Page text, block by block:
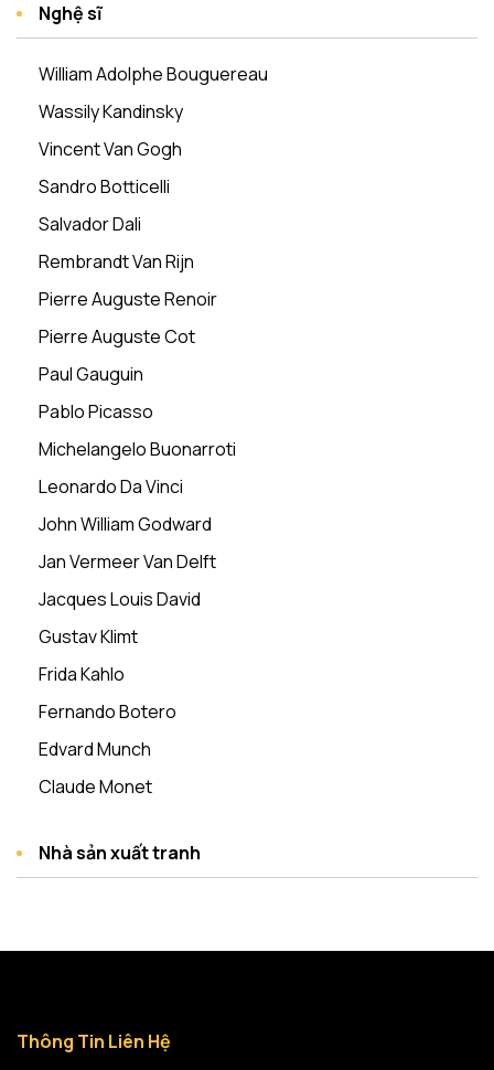
Nghệ sĩ
William Adolphe Bouguereau
Wassily Kandinsky
Vincent Van Gogh
Sandro Botticelli
Salvador Dali
Rembrandt Van Rijn
Pierre Auguste Renoir
Pierre Auguste Cot
Paul Gauguin
Pablo Picasso
Michelangelo Buonarroti
Leonardo Da Vinci
John William Godward
Jan Vermeer Van Delft
Jacques Louis David
Gustav Klimt
Frida Kahlo
Fernando Botero
Edvard Munch
Claude Monet
Nhà sản xuất tranh
Thông Tin Liên Hệ